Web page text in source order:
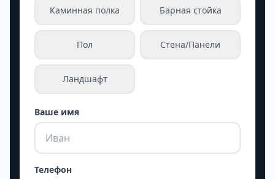
Каминная полка Барная стойка
Пол Стена/Панели
Ландшафт
Ваше имя
Телефон